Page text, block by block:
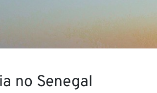
no Senegal